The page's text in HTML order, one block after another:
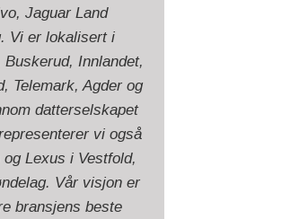
Jaguar Land
Vi er lokalisert i
Innlandet,
Telemark, Agder og
datterselskapet
vi også
Lexus i Vestfold,
Vår visjon er
bransjens beste